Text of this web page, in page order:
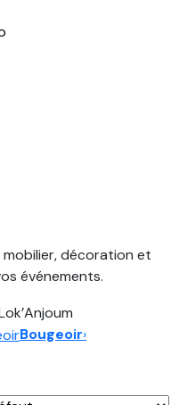
décoration et
événements.
Bougeoir›